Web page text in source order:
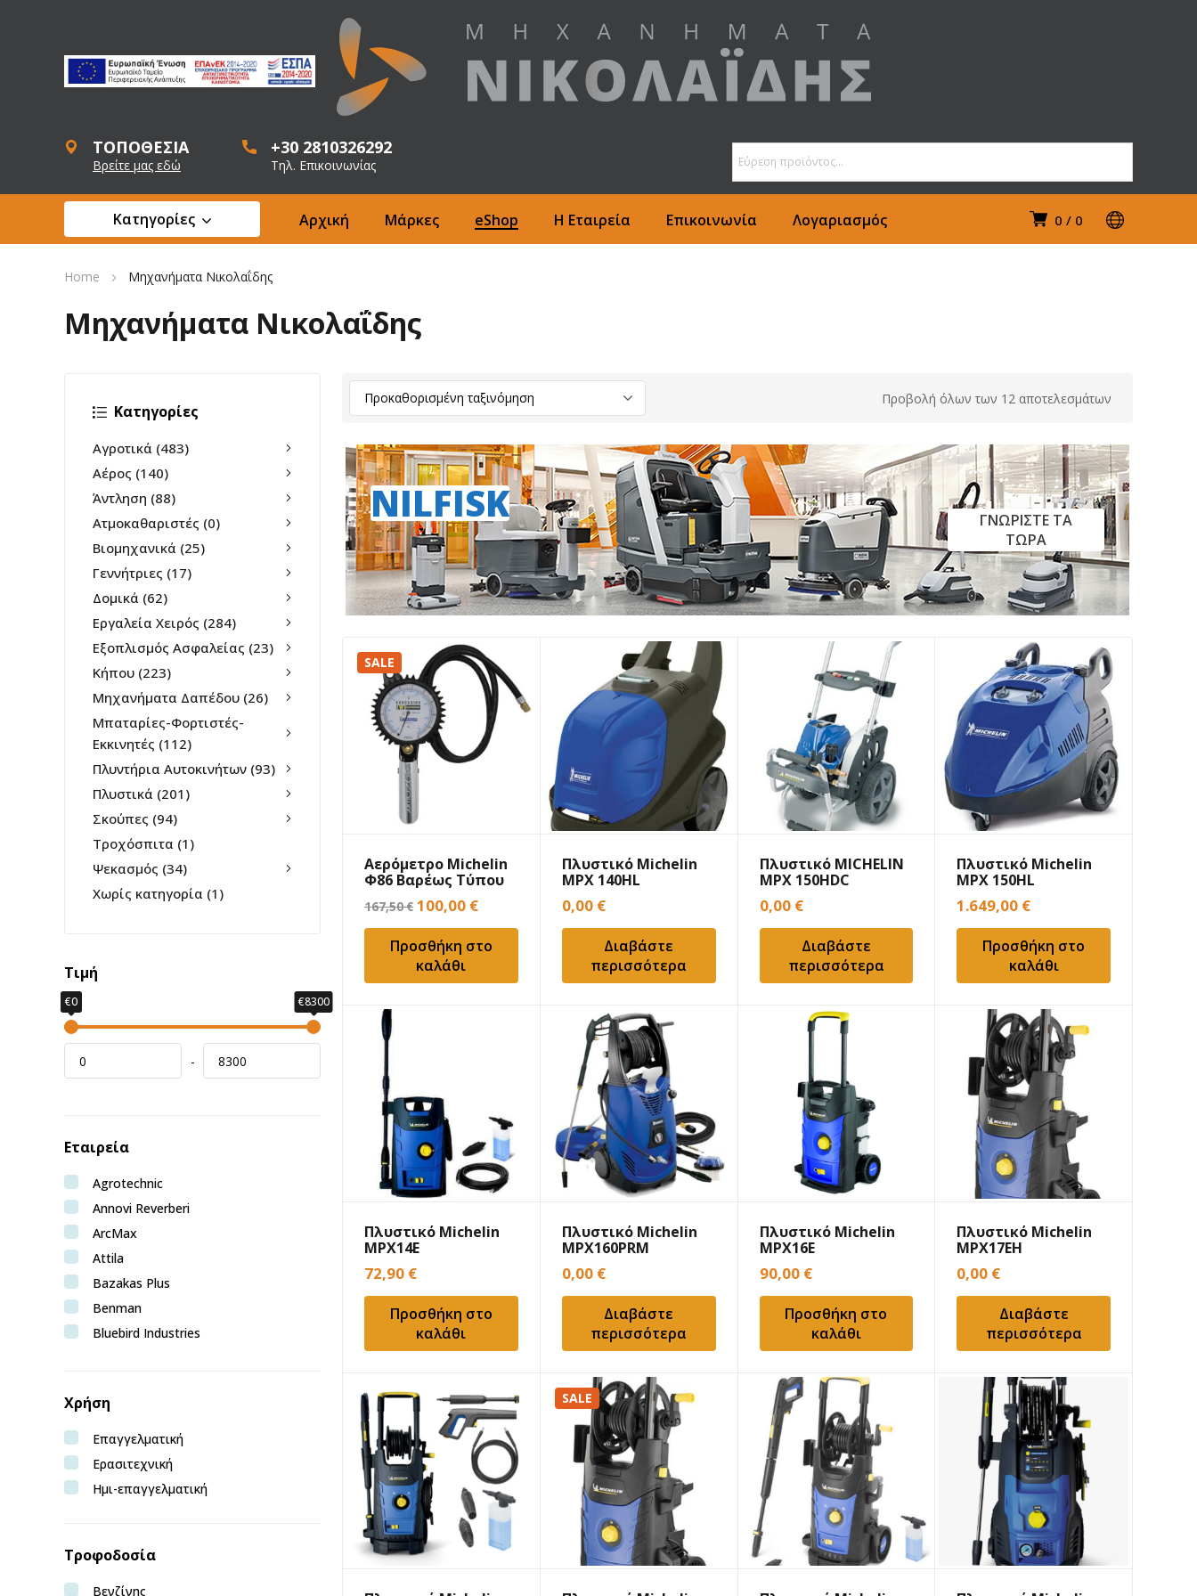
ΤΟΠΟΘΕΣΙΑ
Βρείτε μας εδώ
+30 2810326292
Τηλ. Επικοινωνίας
0 0
Κατηγορίες Αρχική Μάρκες eShop Η Εταιρεία Επικοινωνία Λογαριασμός
Home Μηχανήματα Νικολαΐδης
Μηχανήματα Νικολαΐδης
Κατηγορίες
Αγροτικά (483)
Αέρος (140)
Άντληση (88)
Ατμοκαθαριστές (0)
Βιομηχανικά (25)
Γεννήτριες (17)
Δομικά (62)
Εργαλεία Χειρός (284)
Εξοπλισμός Ασφαλείας (23)
Κήπου (223)
Μηχανήματα Δαπέδου (26)
Μπαταρίες-Φορτιστές-
Εκκινητές (112)
Πλυντήρια Αυτοκινήτων (93)
Πλυστικά (201)
Σκούπες (94)
Τροχόσπιτα (1)
Ψεκασμός (34)
Χωρίς κατηγορία (1)
Τιμή
€0 €8300
-
Εταιρεία
Agrotechnic
Annovi Reverberi
ArcMax
Attila
Bazakas Plus
Benman
Bluebird Industries
Bulle
Castelgarden
Craftop
Deca
EGO
Epoca
Χρήση
Επαγγελματική
Ερασιτεχνική
Ημι-επαγγελματική
Τροφοδοσία
Βενζίνης
Προβολή όλων των 12 αποτελεσμάτων
NILFISK
ΓΝΩΡΙΣΤΕ ΤΑ
ΤΩΡΑ
SALE
Αερόμετρο Michelin
Φ86 Βαρέως Τύπου
167,50€ Original
price
was:
167,50 €.
100,00 €Η
τρέχουσα
τιμή
100,00 €.
Προσθήκη στο
καλάθι
Πλυστικό Michelin
MPX 140HL
0,00 €
Διαβάστε
περισσότερα
Πλυστικό MICHELIN
MPX 150HDC
0,00 €
Διαβάστε
περισσότερα
Πλυστικό Michelin
MPX 150HL
1.649,00 €
Προσθήκη στο
καλάθι
Πλυστικό Michelin
MPX14E
72,90 €
Προσθήκη στο
καλάθι
Πλυστικό Michelin
MPX160PRM
0,00 €
Διαβάστε
περισσότερα
Πλυστικό Michelin
MPX16E
90,00 €
Προσθήκη στο
καλάθι
Πλυστικό Michelin
MPX17EH
0,00 €
Διαβάστε
περισσότερα
SALE